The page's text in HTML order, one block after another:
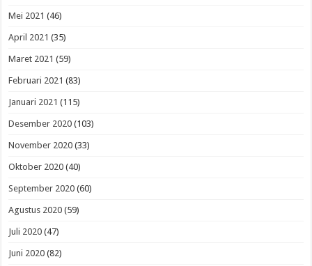
Mei 2021 (46)
April 2021 (35)
Maret 2021 (59)
Februari 2021 (83)
Januari 2021 (115)
Desember 2020 (103)
November 2020 (33)
Oktober 2020 (40)
September 2020 (60)
Agustus 2020 (59)
Juli 2020 (47)
Juni 2020 (82)